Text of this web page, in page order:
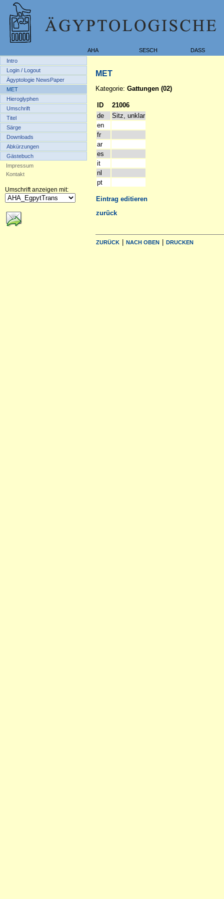
AHA SESCH
DASS
Intro
Login / Logout
Ägyptologie NewsPaper
MET
Hieroglyphen
Umschrift
Titel
Särge
Downloads
Abkürzungen
Gästebuch
Impressum
Kontakt
Umschrift anzeigen mit:
MET
Kategorie: Gattungen (02)
ID
21006
de
Sitz, unklar
en
fr
ar
es
it
nl
pt
Eintrag editieren
zurück
ZURÜCK | NACH OBEN | DRUCKEN